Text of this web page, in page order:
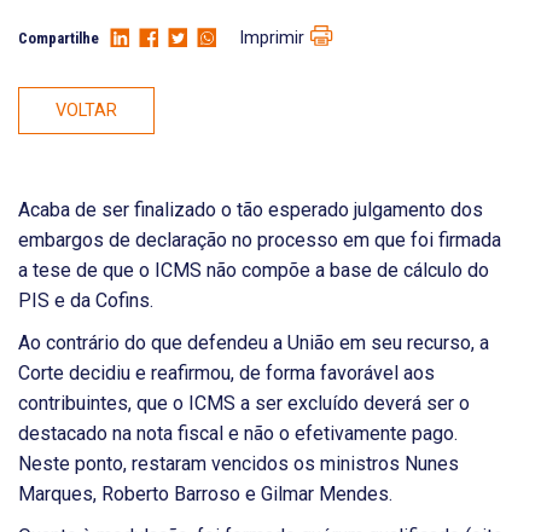
Compartilhe Imprimir
VOLTAR
Acaba de ser finalizado o tão esperado julgamento dos
embargos de declaração no processo em que foi firmada
a tese de que o ICMS não compõe a base de cálculo do
PIS e da Cofins.
Ao contrário do que defendeu a União em seu recurso, a
Corte decidiu e reafirmou, de forma favorável aos
contribuintes, que o ICMS a ser excluído deverá ser o
destacado na nota fiscal e não o efetivamente pago.
Neste ponto, restaram vencidos os ministros Nunes
Marques, Roberto Barroso e Gilmar Mendes.